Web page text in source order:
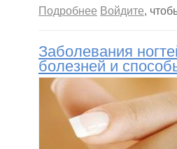
Подробнее о Проблемы роста
Войдите,
Заболевания
болезней и